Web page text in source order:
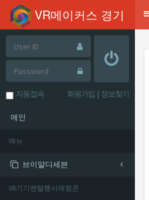
mysql-wrapper(24.03.21)
VR메이커스 경기
자동접속 회원가입 | 정보찾기
메인
메뉴
브이알디세븐
VR기기렌탈행사체험존